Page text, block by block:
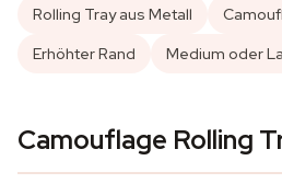
Rolling Tray aus Metall
Erhöhter Rand
Medium oder
Camouflage Rolling